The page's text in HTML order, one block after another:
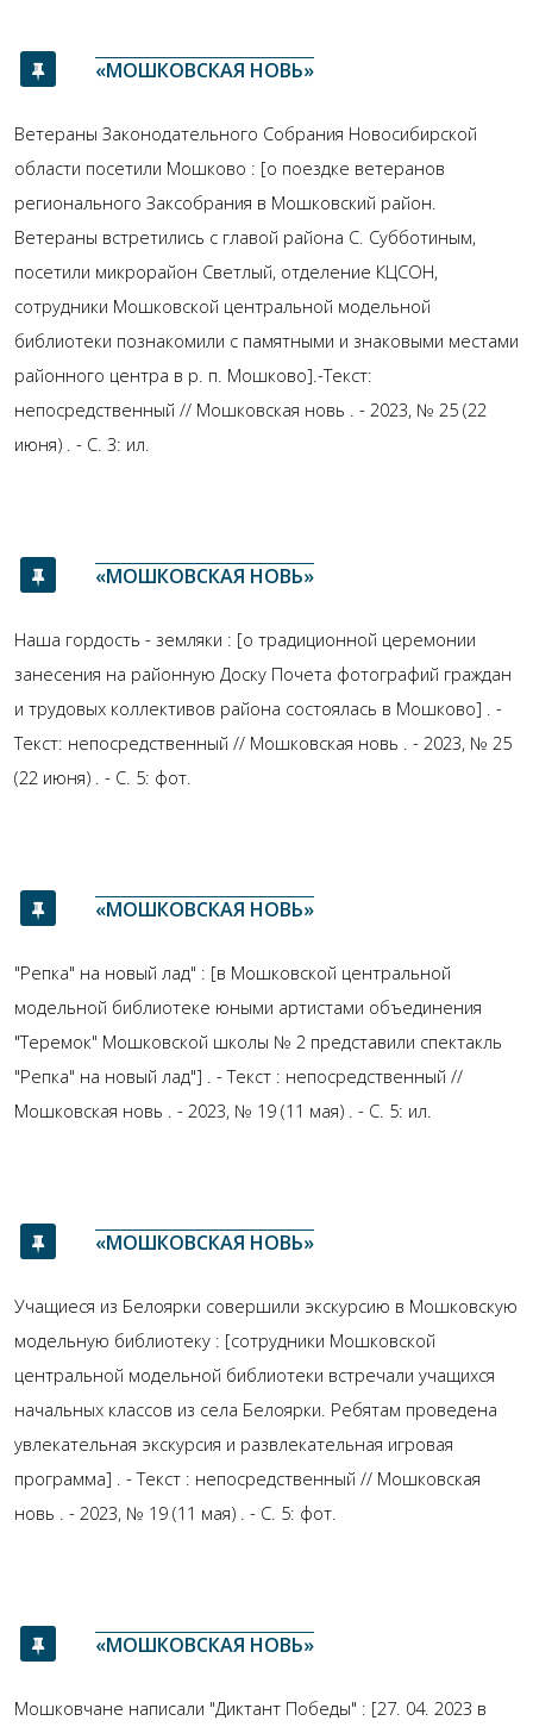
«МОШКОВСКАЯ НОВЬ»
Ветераны Законодательного Собрания Новосибирской
области посетили Мошково : [о поездке ветеранов
регионального Заксобрания в Мошковский район.
Ветераны встретились с главой района С. Субботиным,
посетили микрорайон Светлый, отделение КЦСОН,
сотрудники Мошковской центральной модельной
библиотеки познакомили с памятными и знаковыми местами
районного центра в р. п. Мошково].-Текст:
непосредственный // Мошковская новь . - 2023, № 25 (22
июня) . - С. 3: ил.
«МОШКОВСКАЯ НОВЬ»
Наша гордость - земляки : [о традиционной церемонии
занесения на районную Доску Почета фотографий граждан
и трудовых коллективов района состоялась в Мошково] . -
Текст: непосредственный // Мошковская новь . - 2023, № 25
(22 июня) . - С. 5: фот.
«МОШКОВСКАЯ НОВЬ»
"Репка" на новый лад" : [в Мошковской центральной
модельной библиотеке юными артистами объединения
"Теремок" Мошковской школы № 2 представили спектакль
"Репка" на новый лад"] . - Текст : непосредственный //
Мошковская новь . - 2023, № 19 (11 мая) . - С. 5: ил.
«МОШКОВСКАЯ НОВЬ»
Учащиеся из Белоярки совершили экскурсию в Мошковскую
модельную библиотеку : [сотрудники Мошковской
центральной модельной библиотеки встречали учащихся
начальных классов из села Белоярки. Ребятам проведена
увлекательная экскурсия и развлекательная игровая
программа] . - Текст : непосредственный // Мошковская
новь . - 2023, № 19 (11 мая) . - С. 5: фот.
«МОШКОВСКАЯ НОВЬ»
Мошковчане написали "Диктант Победы" : [27. 04. 2023 в